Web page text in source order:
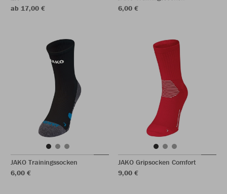
ab 17,00 €
6,00 €
JAKO Trainingssocken
6,00 €
JAKO Gripsocken Comfort
9,00 €